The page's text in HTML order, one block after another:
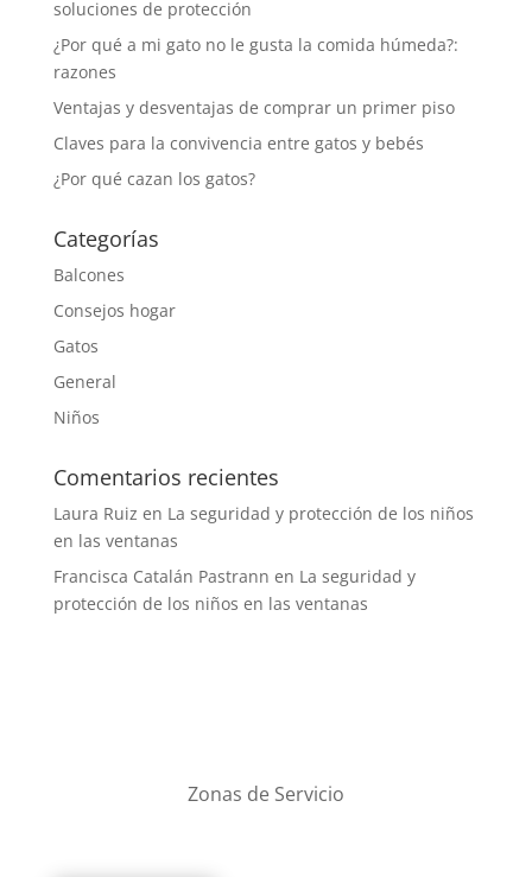
soluciones de protección
¿Por qué a mi gato no le gusta la comida húmeda?:
razones
Ventajas y desventajas de comprar un primer piso
Claves para la convivencia entre gatos y bebés
¿Por qué cazan los gatos?
Categorías
Balcones
Consejos hogar
Gatos
General
Niños
Comentarios recientes
Laura Ruiz en La seguridad y protección de los niños
en las ventanas
Francisca Catalán Pastrann en La seguridad y
protección de los niños en las ventanas
Zonas de Servicio